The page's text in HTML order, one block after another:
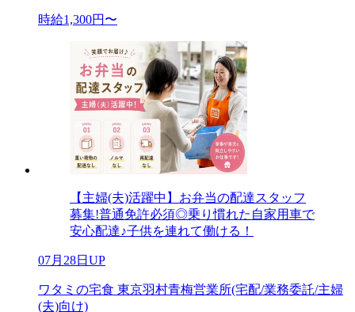
時給1,300円〜
【主婦(夫)活躍中】お弁当の配達スタッフ
募集!普通免許必須◎乗り慣れた自家用車で
安心配達♪子供を連れて働ける！
07月28日UP
ワタミの宅食 東京羽村青梅営業所(宅配/業務委託/主婦
(夫)向け)